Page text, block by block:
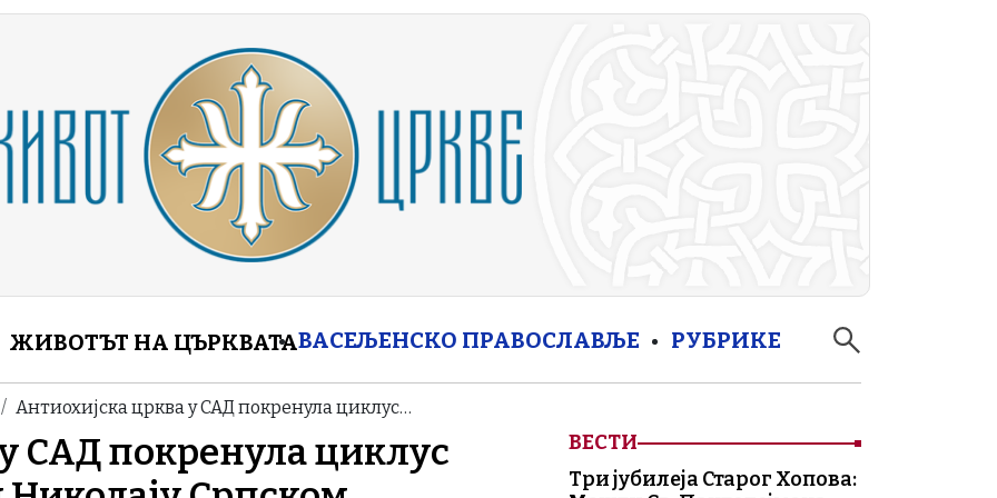
ЖИВОТЪТ НА ЦЪРКВАТАВАСЕЉЕНСКО ПРАВОСЛАВЉЕ РУБРИКЕ
Антиохијска црква у САД покренула циклус…
САД покренула циклус
ВЕСТИ
Три јубилеја Старог Хопова: